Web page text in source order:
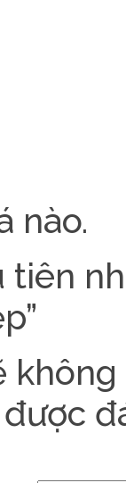
nào.
tiên